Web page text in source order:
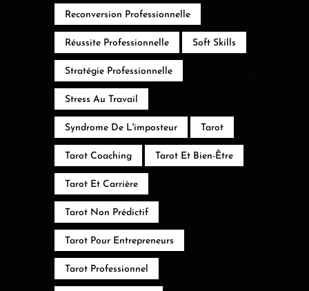
Reconversion Professionnelle
Réussite Professionnelle Soft Skills
Stratégie Professionnelle
Stress Au Travail
Syndrome De L'imposteur Tarot
Tarot Coaching Tarot Et Bien-Être
Tarot Et Carrière
Tarot Non Prédictif
Tarot Pour Entrepreneurs
Tarot Professionnel